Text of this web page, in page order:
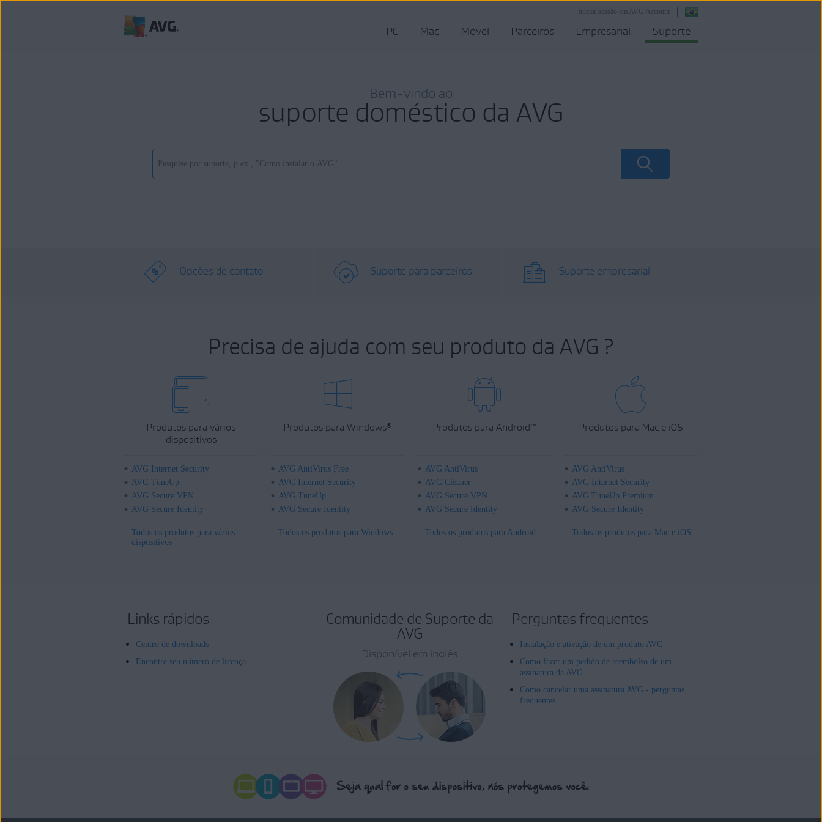
Iniciar sessão em AVG Account
PC Mac Móvel Parceiros Empresarial Suporte
Bem-vindo ao
suporte doméstico da AVG
Opções de contato Suporte para parceiros Suporte empresarial
Precisa de ajuda com seu produto da AVG ?
Produtos para vários
dispositivos
AVG Internet Security
AVG TuneUp
AVG Secure VPN
AVG Secure Identity
Todos os produtos para vários
dispositivos
Produtos para Windows®
AVG AntiVirus Free
AVG Internet Security
AVG TuneUp
AVG Secure Identity
Todos os produtos para Windows
Produtos para Android™
AVG AntiVirus
AVG Cleaner
AVG Secure VPN
AVG Secure Identity
Todos os produtos para Android
Produtos para Mac e iOS
AVG AntiVirus
AVG Internet Security
AVG TuneUp Premium
AVG Secure Identity
Todos os produtos para Mac e iOS
Links rápidos
Centro de downloads
Encontre seu número de licença
Comunidade de Suporte da
AVG
Disponível em inglês
Perguntas frequentes
Instalação e ativação de um produto AVG
Como fazer um pedido de reembolso de um
assinatura da AVG
Como cancelar uma assinatura AVG - perguntas
frequentes